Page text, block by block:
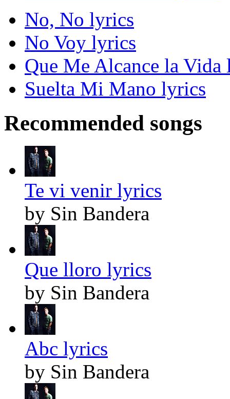
No, No lyrics
No Voy lyrics
Que Me Alcance la Vida
Suelta Mi Mano lyrics
Recommended songs
Te vi venir lyrics
by Sin Bandera
Que lloro lyrics
by Sin Bandera
Abc lyrics
by Sin Bandera